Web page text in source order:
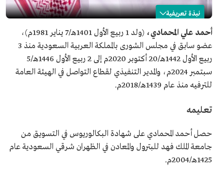
نبذة تعريفية
أحمد المحمادي
الاسم
أحمد المحمادي.
التصنيف
عضو سابق في مجلس الشورى بالسعودية.
تاريخ الميلاد
1981م.
المؤهلات العلمية
البكالوريوس في التسويق من جامعة الملك فهد للبترول
من حياته العملية
أحمد علي المحمادي،
(ولد 1 ربيع الأول 1401هـ/7 يناير 1981م)،
عضو سابق في مجلس الشورى بالمملكة العربية السعودية منذ 3
ربيع الأول 1442هـ/20 أكتوبر 2020م إلى 2 ربيع الأول 1446هـ/5
سبتمبر 2024م، والمدير التنفيذي لقطاع التواصل في الهيئة العامة
للترفيه منذ عام 1439هـ/2018م.
تعليمه
حصل أحمد المحمادي على شهادة البكالوريوس في التسويق من
جامعة الملك فهد للبترول والمعادن في الظهران شرقي السعودية عام
1425هـ/2004م.